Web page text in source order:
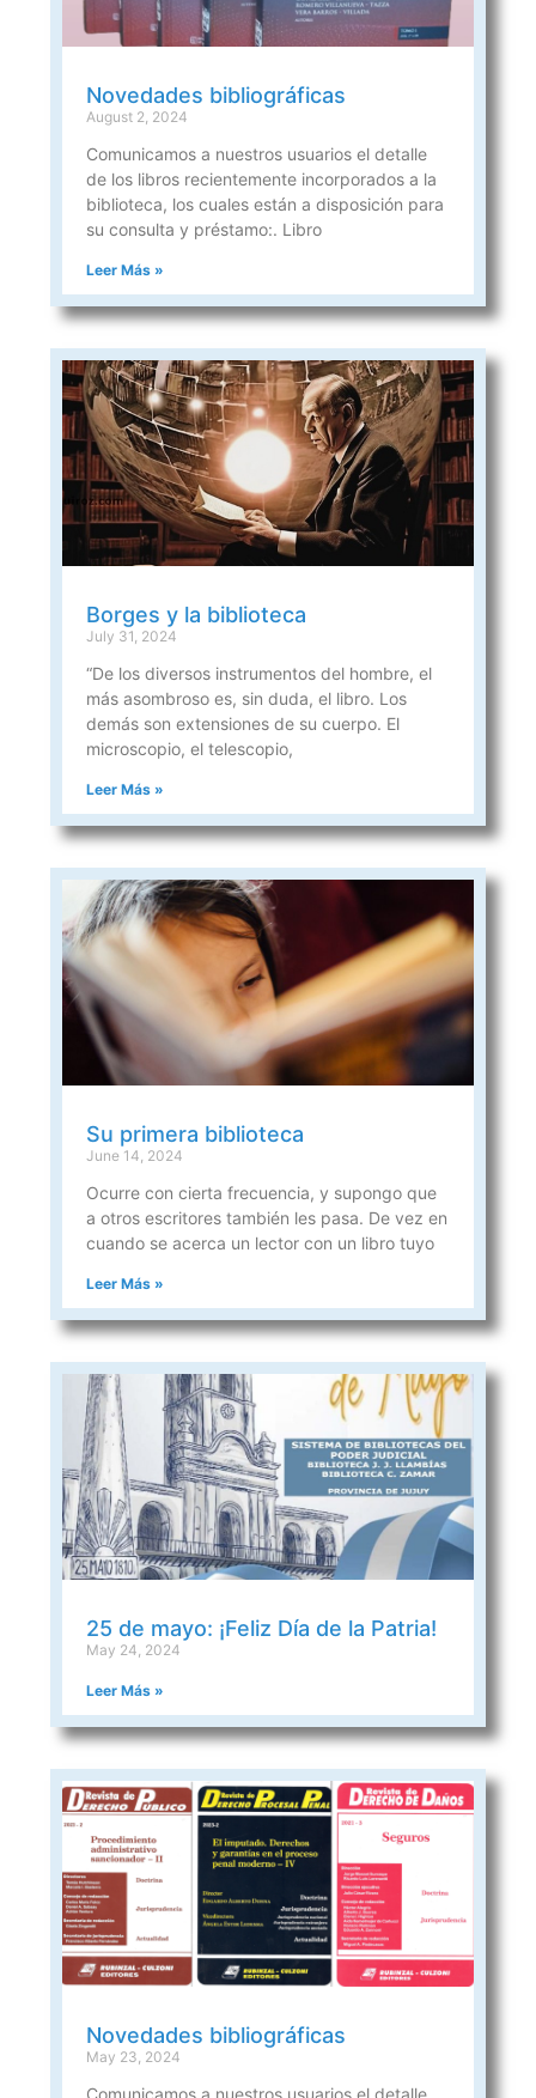
Novedades bibliográficas
August 2, 2024
Comunicamos a nuestros usuarios el detalle
de los libros recientemente incorporados a la
biblioteca, los cuales están a disposición para
su consulta y préstamo:. Libro
Leer Más »
Borges y la biblioteca
July 31, 2024
“De los diversos instrumentos del hombre, el
más asombroso es, sin duda, el libro. Los
demás son extensiones de su cuerpo. El
microscopio, el telescopio,
Leer Más »
Su primera biblioteca
June 14, 2024
Ocurre con cierta frecuencia, y supongo que
a otros escritores también les pasa. De vez en
cuando se acerca un lector con un libro tuyo
Leer Más »
25 de mayo: ¡Feliz Día de la Patria!
May 24, 2024
Leer Más »
Novedades bibliográficas
May 23, 2024
Comunicamos a nuestros usuarios el detalle